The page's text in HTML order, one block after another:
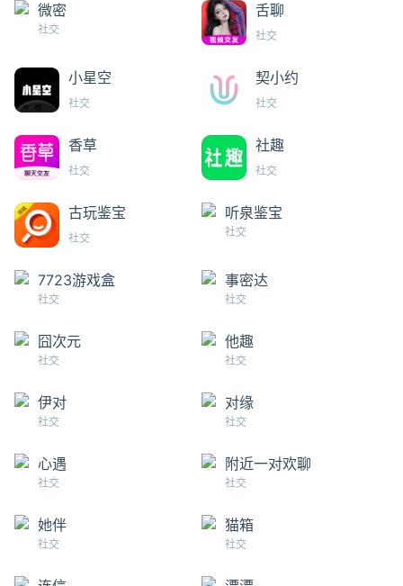
微密
社交
舌聊
社交
小星空
社交
契小约
社交
香草
社交
社趣
社交
古玩鉴宝
社交
听泉鉴宝
社交
7723游戏盒
社交
事密达
社交
囧次元
社交
他趣
社交
伊对
社交
对缘
社交
心遇
社交
附近一对欢聊
社交
她伴
社交
猫箱
社交